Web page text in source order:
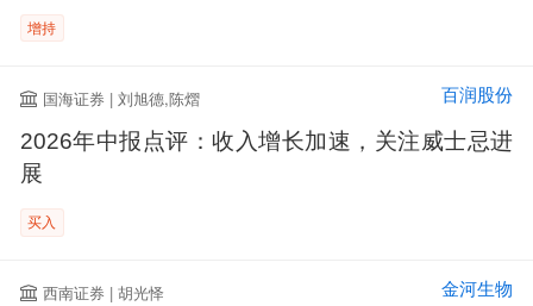
增持
国海证券 | 刘旭德,陈熠 百润股份
2026年中报点评：收入增长加速，关注威士忌进
展
买入
西南证券 | 胡光怿 金河生物